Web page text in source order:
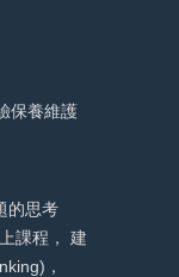
保養維護
的思考
課程， 建
，